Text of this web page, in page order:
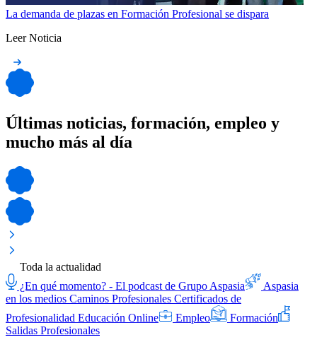
La demanda de plazas en Formación Profesional se dispara
Leer Noticia
Últimas noticias, formación, empleo y
mucho más al día
Toda la actualidad
¿En qué momento? - El podcast de Grupo Aspasia
Aspasia
en los medios Caminos Profesionales Certificados de
Profesionalidad Educación Online Empleo
Formación
Salidas Profesionales